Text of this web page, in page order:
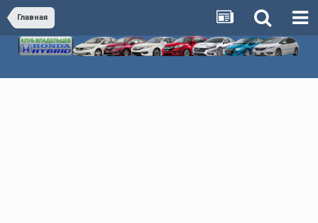
Главная